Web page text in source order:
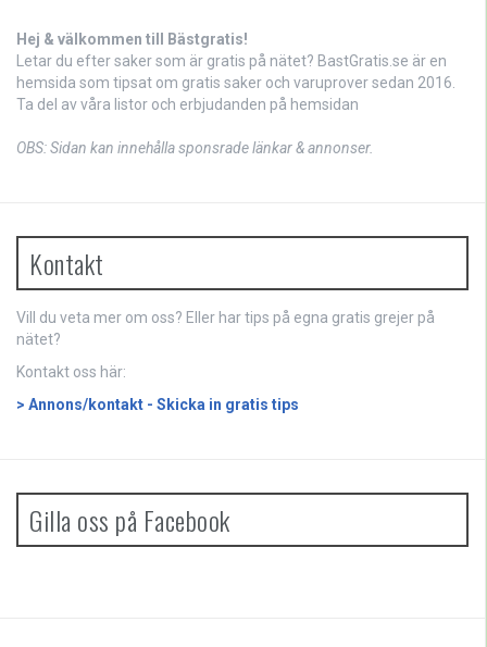
Hej & välkommen till Bästgratis!
Letar du efter saker som är gratis på nätet? BastGratis.se är en
hemsida som tipsat om gratis saker och varuprover sedan 2016.
Ta del av våra listor och erbjudanden på hemsidan
OBS: Sidan kan innehålla sponsrade länkar & annonser.
Kontakt
Vill du veta mer om oss? Eller har tips på egna gratis grejer på
nätet?
Kontakt oss här:
> Annons/kontakt - Skicka in gratis tips
Gilla oss på Facebook